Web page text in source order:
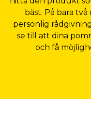
bäst. På bara
personlig
se till att dina
och få